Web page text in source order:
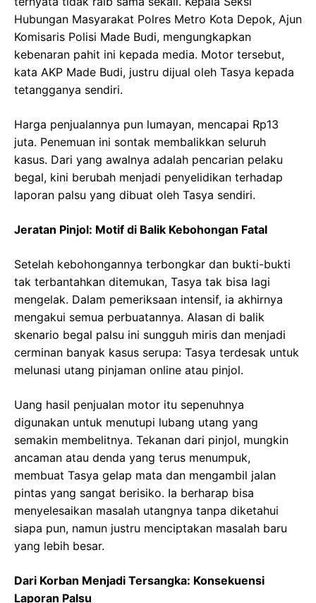
Hubungan Masyarakat Polres Metro Kota Depok, Ajun
Komisaris Polisi Made Budi, mengungkapkan
kebenaran pahit ini kepada media. Motor tersebut,
kata AKP Made Budi, justru dijual oleh Tasya kepada
tetangganya sendiri.
Harga penjualannya pun lumayan, mencapai Rp13
juta. Penemuan ini sontak membalikkan seluruh
kasus. Dari yang awalnya adalah pencarian pelaku
begal, kini berubah menjadi penyelidikan terhadap
laporan palsu yang dibuat oleh Tasya sendiri.
Jeratan Pinjol: Motif di Balik Kebohongan Fatal
Setelah kebohongannya terbongkar dan bukti-bukti
tak terbantahkan ditemukan, Tasya tak bisa lagi
mengelak. Dalam pemeriksaan intensif, ia akhirnya
mengakui semua perbuatannya. Alasan di balik
skenario begal palsu ini sungguh miris dan menjadi
cerminan banyak kasus serupa: Tasya terdesak untuk
melunasi utang pinjaman online atau pinjol.
Uang hasil penjualan motor itu sepenuhnya
digunakan untuk menutupi lubang utang yang
semakin membelitnya. Tekanan dari pinjol, mungkin
ancaman atau denda yang terus menumpuk,
membuat Tasya gelap mata dan mengambil jalan
pintas yang sangat berisiko. Ia berharap bisa
menyelesaikan masalah utangnya tanpa diketahui
siapa pun, namun justru menciptakan masalah baru
yang lebih besar.
Dari Korban Menjadi Tersangka: Konsekuensi
Laporan Palsu